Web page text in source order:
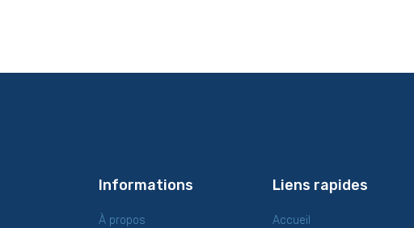
Informations
À propos
Liens rapides
Accueil